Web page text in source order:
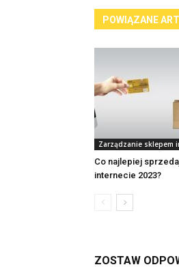
POWIĄZANE
Zarządzanie sklepem
Co najlepiej
internecie 2023?
ZOSTAW